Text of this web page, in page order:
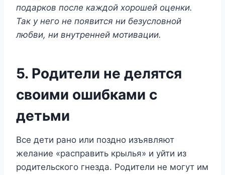
подарков после каждой хорошей оценки.
Так у него не появится ни безусловной
любви, ни внутренней мотивации.
5. Родители не делятся
своими ошибками с
детьми
Все дети рано или поздно изъявляют
желание «расправить крылья» и уйти из
родительского гнезда. Родители не могут им